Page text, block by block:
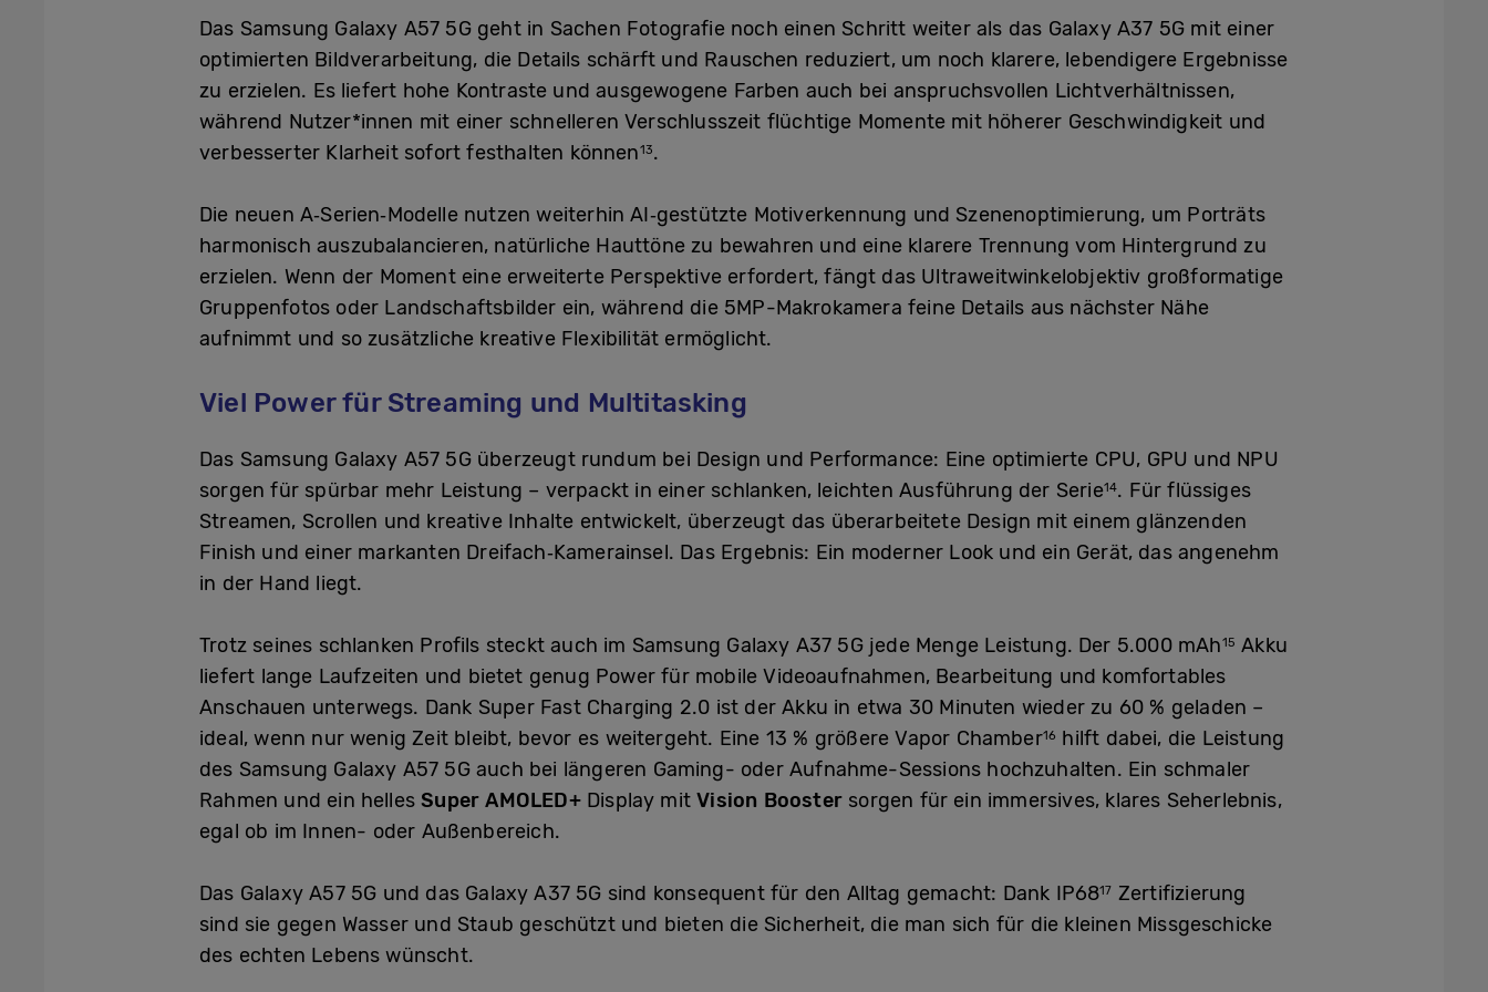
Das Samsung Galaxy A57 5G geht in Sachen Fotografie noch einen Schritt weiter als das Galaxy A37 5G mit einer
optimierten Bildverarbeitung, die Details schärft und Rauschen reduziert, um noch klarere, lebendigere Ergebnisse
zu erzielen. Es liefert hohe Kontraste und ausgewogene Farben auch bei anspruchsvollen Lichtverhältnissen,
während Nutzer*innen mit einer schnelleren Verschlusszeit flüchtige Momente mit höherer Geschwindigkeit und
verbesserter Klarheit sofort festhalten können13.
Die neuen A‑Serien‑Modelle nutzen weiterhin AI‑gestützte Motiverkennung und Szenenoptimierung, um Porträts
harmonisch auszubalancieren, natürliche Hauttöne zu bewahren und eine klarere Trennung vom Hintergrund zu
erzielen. Wenn der Moment eine erweiterte Perspektive erfordert, fängt das Ultraweitwinkelobjektiv großformatige
Gruppenfotos oder Landschaftsbilder ein, während die 5MP-Makrokamera feine Details aus nächster Nähe
aufnimmt und so zusätzliche kreative Flexibilität ermöglicht.
Viel Power für Streaming und Multitasking
Das Samsung Galaxy A57 5G überzeugt rundum bei Design und Performance: Eine optimierte CPU, GPU und NPU
sorgen für spürbar mehr Leistung – verpackt in einer schlanken, leichten Ausführung der Serie14. Für flüssiges
Streamen, Scrollen und kreative Inhalte entwickelt, überzeugt das überarbeitete Design mit einem glänzenden
Finish und einer markanten Dreifach‑Kamerainsel. Das Ergebnis: Ein moderner Look und ein Gerät, das angenehm
in der Hand liegt.
Trotz seines schlanken Profils steckt auch im Samsung Galaxy A37 5G jede Menge Leistung. Der 5.000 mAh15 Akku
liefert lange Laufzeiten und bietet genug Power für mobile Videoaufnahmen, Bearbeitung und komfortables
Anschauen unterwegs. Dank Super Fast Charging 2.0 ist der Akku in etwa 30 Minuten wieder zu 60 % geladen –
ideal, wenn nur wenig Zeit bleibt, bevor es weitergeht. Eine 13 % größere Vapor Chamber16 hilft dabei, die Leistung
des Samsung Galaxy A57 5G auch bei längeren Gaming- oder Aufnahme-Sessions hochzuhalten. Ein schmaler
Rahmen und ein hellesSuper AMOLED+Display mitVision Boostersorgen für ein immersives, klares Seherlebnis,
egal ob im Innen- oder Außenbereich.
Das Galaxy A57 5G und das Galaxy A37 5G sind konsequent für den Alltag gemacht: Dank IP6817 Zertifizierung
sind sie gegen Wasser und Staub geschützt und bieten die Sicherheit, die man sich für die kleinen Missgeschicke
des echten Lebens wünscht.